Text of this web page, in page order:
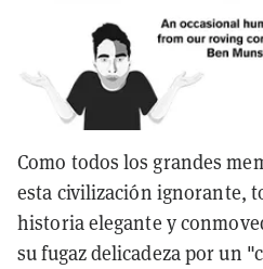
Como todos los grandes
esta civilización ignorante,
historia elegante y
su fugaz delicadeza por un